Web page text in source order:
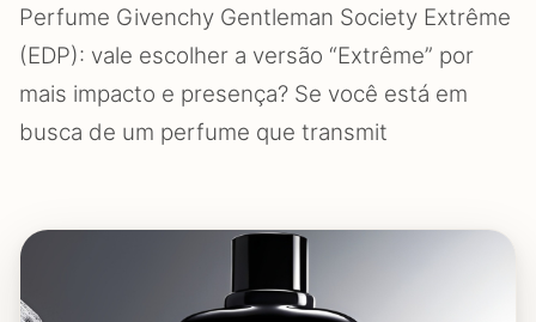
Perfume Givenchy Gentleman Society Extrême
(EDP): vale escolher a versão “Extrême” por
mais impacto e presença? Se você está em
busca de um perfume que transmit